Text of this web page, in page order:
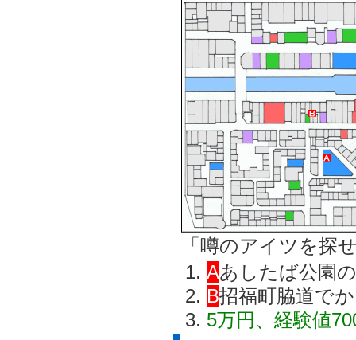
「噂のアイツを探
Aあしたば公園
B招福町脇道で
5万円、経験値